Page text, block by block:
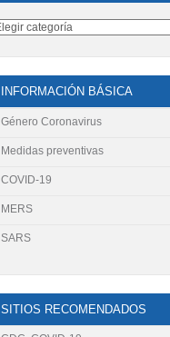
INFORMACIÓN BÁSICA
Género Coronavirus
Medidas preventivas
COVID-19
MERS
SARS
SITIOS RECOMENDADOS